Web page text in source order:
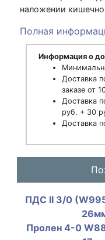
наложении
Полная
Информация о
Доставка
заказе от
Доставка
руб. + 30
Доставка
ПДС II 3/0
Пролен 4-0